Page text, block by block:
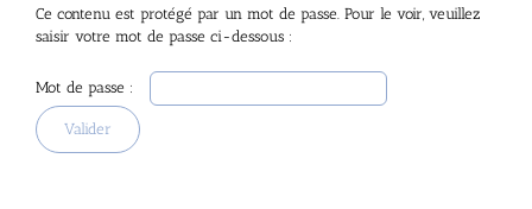
Ce contenu est protégé par un mot de passe. Pour le voir, veuillez
saisir votre mot de passe ci-dessous :
Mot de passe :